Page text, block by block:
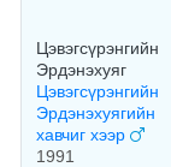
Цэвэгсүрэнгийн
Эрдэнэхуяг
Цэвэгсүрэнгийн
Эрдэнэхуягийн
хавчиг хээр
1991